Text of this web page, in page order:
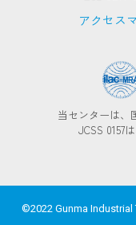
アクセス
当センターは、
JCSS 0157
©2022 Gunma Industrial